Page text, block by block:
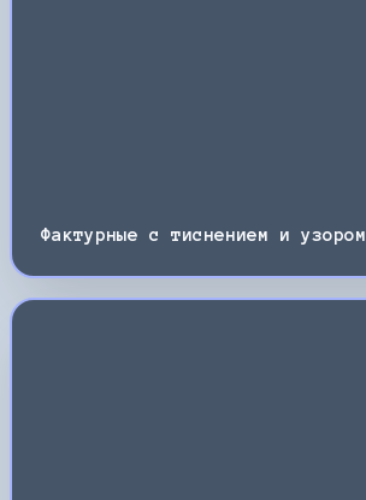
Фактурные с тиснением и узором